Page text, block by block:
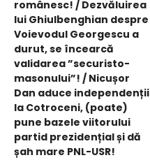
românesc! / Dezvăluirea
lui Ghiulbenghian despre
Voievodul Georgescu a
durut, se încearcă
validarea ”securisto-
masonului”! / Nicușor
Dan aduce independenții
la Cotroceni, (poate)
pune bazele viitorului
partid prezidențial și dă
șah mare PNL-USR!